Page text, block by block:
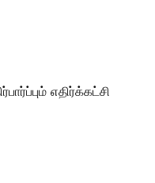
எதிர்க்கட்சி